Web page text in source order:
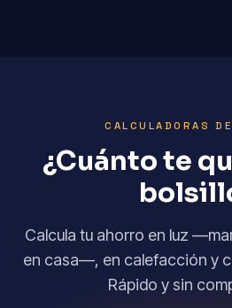
CALCULADORAS
¿Cuánto te
Calcula tu ahorro en luz
en casa—, en calefacción y
Rápido y sin